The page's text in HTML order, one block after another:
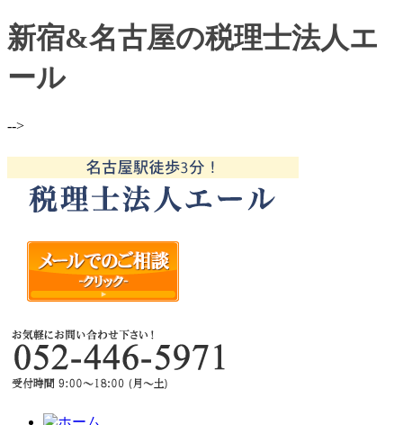
新宿&名古屋の税理士法人エ
ール
-->